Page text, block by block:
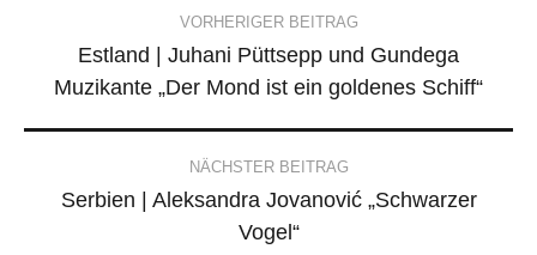
navigation
VORHERIGER BEITRAG
Estland | Juhani Püttsepp und Gundega
Muzikante „Der Mond ist ein goldenes Schiff“
NÄCHSTER BEITRAG
Serbien | Aleksandra Jovanović „Schwarzer
Vogel“